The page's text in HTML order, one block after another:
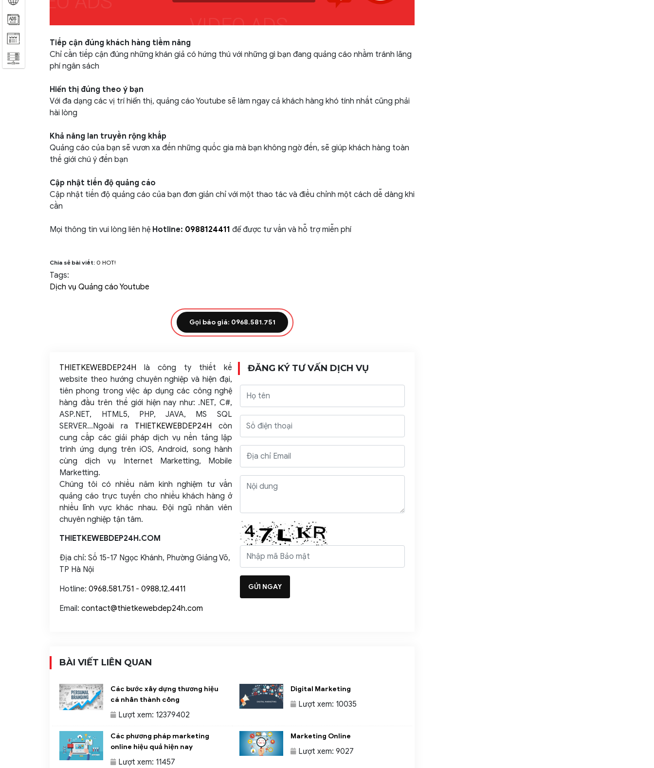
Tiếp cận đúng khách hàng tiềm năng
Chỉ cần tiếp cận đúng những khán giả có hứng thú với những gì bạn đang quảng cáo nhằm tránh lãng
phí ngân sách
Hiển thị đúng theo ý bạn
Với đa dạng các vị trí hiển thị, quảng cáo Youtube sẽ làm ngay cả khách hàng khó tính nhất cũng phải
hài lòng
Khả năng lan truyền rộng khắp
Quảng cáo của bạn sẽ vươn xa đến những quốc gia mà bạn không ngờ đến, sẽ giúp khách hàng toàn
thế giới chú ý đến bạn
Cập nhật tiến độ quảng cáo
Cập nhật tiến độ quảng cáo của bạn đơn giản chỉ với một thao tác và điều chỉnh một cách dễ dàng khi
cần
Mọi thông tin vui lòng liên hệ Hotline: 0988124411 để được tư vấn và hỗ trợ miễn phí
Chia sẻ bài viết: 0 HOT!
Tags:
Dịch vụ Quảng cáo Youtube
Gọi báo giá: 0968.581.751
THIETKEWEBDEP24H là công ty thiết kế
website theo hướng chuyên nghiệp và hiện đại,
tiên phong trong việc áp dụng các công nghệ
hàng đầu trên thế giới hiện nay như: .NET, C#,
ASP.NET, HTML5, PHP, JAVA, MS SQL
SERVER...Ngoài ra THIETKEWEBDEP24H còn
cung cấp các giải pháp dịch vụ nền tảng lập
trình ứng dụng trên iOS, Android, song hành
cùng dịch vụ Internet Marketting, Mobile
Marketting.
Chúng tôi có nhiều năm kinh nghiệm tư vấn
quảng cáo trực tuyến cho nhiều khách hàng ở
nhiều lĩnh vực khác nhau. Đội ngũ nhân viên
chuyên nghiệp tận tâm.
THIETKEWEBDEP24H.COM
Địa chỉ: Số 15-17 Ngọc Khánh, Phường Giảng Võ,
TP Hà Nội
Hotline: 0968.581.751 - 0988.12.4411
Email: contact@thietkewebdep24h.com
ĐĂNG KÝ TƯ VẤN DỊCH VỤ
BÀI VIẾT LIÊN QUAN
Các bước xây dựng thương hiệu
cá nhân thành công
Lượt xem: 12379402
Digital Marketing
Lượt xem: 10035
Các phương pháp marketing
online hiệu quả hiện nay
Lượt xem: 11457
Marketing Online
Lượt xem: 9027